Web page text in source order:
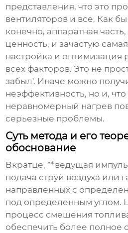
представления, что это
вентиляторов и все. Как бы
конечно, аппаратная
ценность, и зачастую
настройка и оптимизация
всех факторов. Это не
забыл'. Иначе можно
неэффективность, но и,
неравномерный нагрев
серьезные проблемы.
Суть метода и его
обоснование
Вкратце, **ведущая
подача струй воздуха или
направленных с
под определенным углом.
процесс смешения
обеспечить более полное